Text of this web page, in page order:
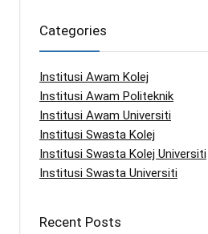
Categories
Institusi Awam Kolej
Institusi Awam Politeknik
Institusi Awam Universiti
Institusi Swasta Kolej
Institusi Swasta Kolej Universiti
Institusi Swasta Universiti
Recent Posts